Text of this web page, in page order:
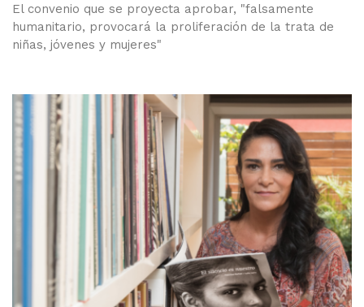
El convenio que se proyecta aprobar, "falsamente
humanitario, provocará la proliferación de la trata de
niñas, jóvenes y mujeres"